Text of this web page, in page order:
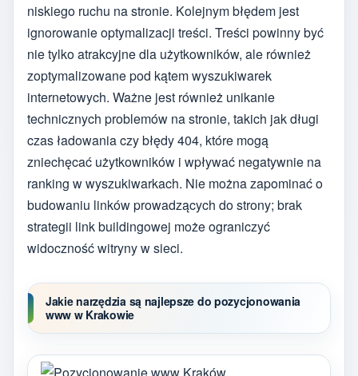
niskiego ruchu na stronie. Kolejnym błędem jest
ignorowanie optymalizacji treści. Treści powinny być
nie tylko atrakcyjne dla użytkowników, ale również
zoptymalizowane pod kątem wyszukiwarek
internetowych. Ważne jest również unikanie
technicznych problemów na stronie, takich jak długi
czas ładowania czy błędy 404, które mogą
zniechęcać użytkowników i wpływać negatywnie na
ranking w wyszukiwarkach. Nie można zapominać o
budowaniu linków prowadzących do strony; brak
strategii link buildingowej może ograniczyć
widoczność witryny w sieci.
Jakie narzędzia są najlepsze do pozycjonowania
www w Krakowie